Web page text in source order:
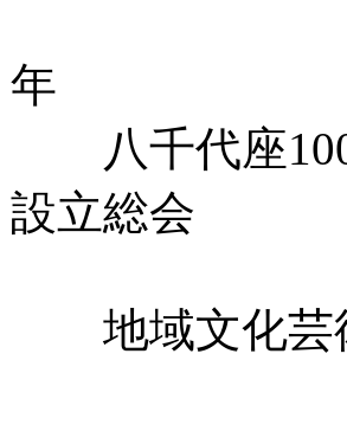
代座100周
立総会
域文化芸術